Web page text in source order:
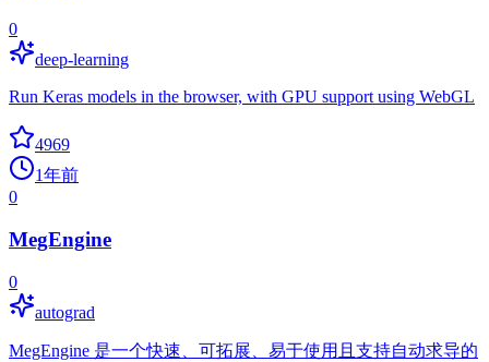
0
deep-learning
Run Keras models in the browser, with GPU support using WebGL
4969
1年前
0
MegEngine
0
autograd
MegEngine 是一个快速、可拓展、易于使用且支持自动求导的